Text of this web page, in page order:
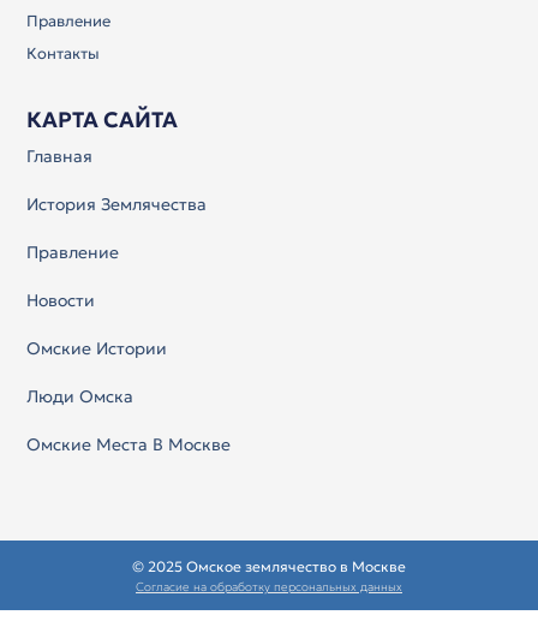
Правление
Контакты
КАРТА САЙТА
Главная
История Землячества
Правление
Новости
Омские Истории
Люди Омска
Омские Места В Москве
© 2025 Омское землячество в Москве
Согласие на обработку персональных данных